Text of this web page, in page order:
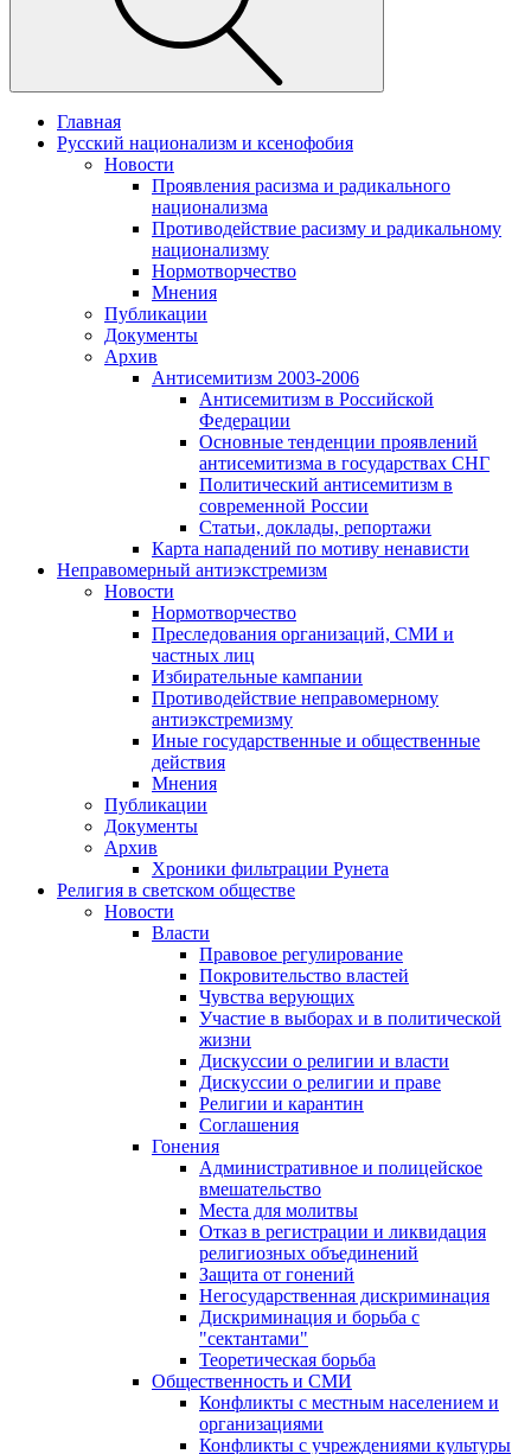
Главная
Русский национализм и ксенофобия
Новости
Проявления расизма и радикального
национализма
Противодействие расизму и радикальному
национализму
Нормотворчество
Мнения
Публикации
Документы
Архив
Антисемитизм 2003-2006
Антисемитизм в Российской
Федерации
Основные тенденции проявлений
антисемитизма в государствах СНГ
Политический антисемитизм в
современной России
Статьи, доклады, репортажи
Карта нападений по мотиву ненависти
Неправомерный антиэкстремизм
Новости
Нормотворчество
Преследования организаций, СМИ и
частных лиц
Избирательные кампании
Противодействие неправомерному
антиэкстремизму
Иные государственные и общественные
действия
Мнения
Публикации
Документы
Архив
Хроники фильтрации Рунета
Религия в светском обществе
Новости
Власти
Правовое регулирование
Покровительство властей
Чувства верующих
Участие в выборах и в политической
жизни
Дискуссии о религии и власти
Дискуссии о религии и праве
Религии и карантин
Соглашения
Гонения
Административное и полицейское
вмешательство
Места для молитвы
Отказ в регистрации и ликвидация
религиозных объединений
Защита от гонений
Негосударственная дискриминация
Дискриминация и борьба с
"сектантами"
Теоретическая борьба
Общественность и СМИ
Конфликты с местным населением и
организациями
Конфликты с учреждениями культуры